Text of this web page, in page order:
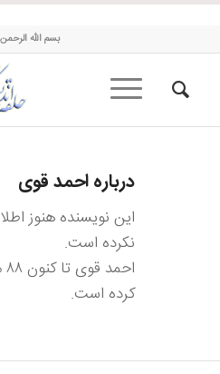
حلقه اندیشه کلامی
بسم الله
دربارهاحمد قوی
این نویسنده هنوز
نکرده است.
احمد قوی
کرده است.